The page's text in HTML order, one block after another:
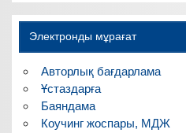
Электронды мұрағат
Авторлық бағдарлама
Ұстаздарға
Баяндама
Коучинг жоспары, МДЖ